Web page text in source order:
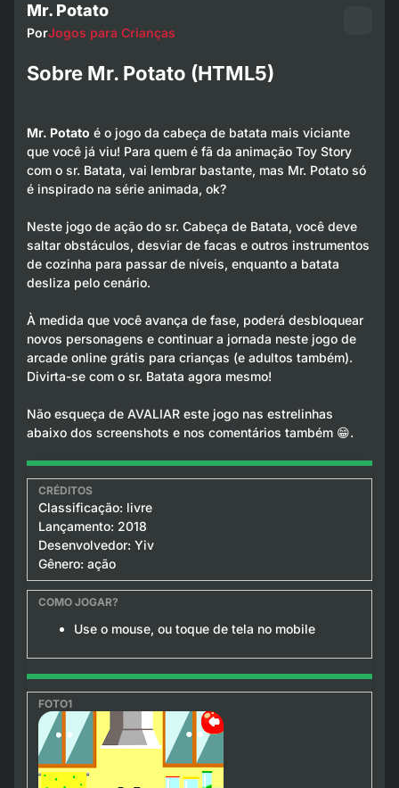
Mr. Potato
PorJogos para Crianças
Sobre Mr. Potato (HTML5)
Mr. Potato é o jogo da cabeça de batata mais viciante
que você já viu! Para quem é fã da animação Toy Story
com o sr. Batata, vai lembrar bastante, mas Mr. Potato só
é inspirado na série animada, ok?
Neste jogo de ação do sr. Cabeça de Batata, você deve
saltar obstáculos, desviar de facas e outros instrumentos
de cozinha para passar de níveis, enquanto a batata
desliza pelo cenário.
À medida que você avança de fase, poderá desbloquear
novos personagens e continuar a jornada neste jogo de
arcade online grátis para crianças (e adultos também).
Divirta-se com o sr. Batata agora mesmo!
Não esqueça de AVALIAR este jogo nas estrelinhas
abaixo dos screenshots e nos comentários também 😁.
Classificação: livre
Lançamento: 2018
Desenvolvedor: Yiv
Gênero: ação
Use o mouse, ou toque de tela no mobile